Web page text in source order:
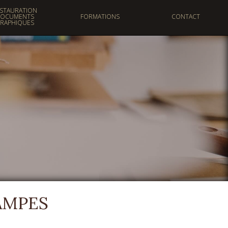
FORMATIONS
COURS & STAGES
CAP ARTS DE LA
CONTACT